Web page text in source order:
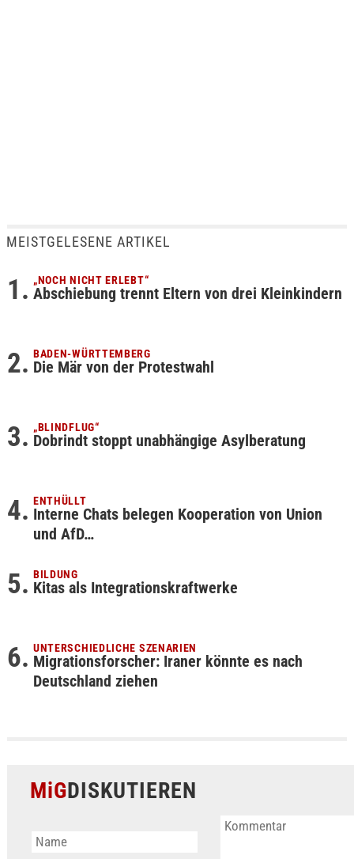
MEISTGELESENE ARTIKEL
„NOCH NICHT ERLEBT“
Abschiebung trennt Eltern von drei Kleinkindern
BADEN-WÜRTTEMBERG
Die Mär von der Protestwahl
„BLINDFLUG“
Dobrindt stoppt unabhängige Asylberatung
ENTHÜLLT
Interne Chats belegen Kooperation von Union
und AfD…
BILDUNG
Kitas als Integrationskraftwerke
UNTERSCHIEDLICHE SZENARIEN
Migrationsforscher: Iraner könnte es nach
Deutschland ziehen
MiGDISKUTIEREN